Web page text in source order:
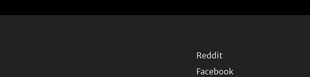
Reddit
Facebook